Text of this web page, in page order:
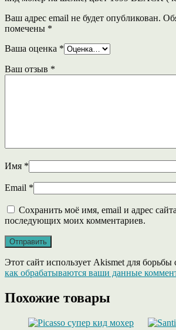
Ваш адрес email не будет опубликован.
помечены *
Ваша оценка *
Ваш отзыв *
Имя *
Email *
Сохранить моё имя, email и адрес
последующих моих комментариев.
Этот сайт использует Akismet для борьбы
как обрабатываются ваши данные
Похожие товары